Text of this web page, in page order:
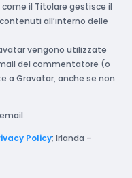
come il Titolare gestisce il
all’interno delle
vengono utilizzate
del commentatore (o
a Gravatar, anche se non
Policy; Irlanda –